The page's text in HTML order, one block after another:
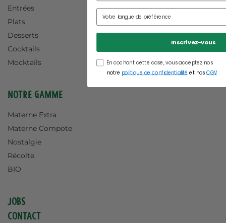
Entrées
Plats
Desserts
Cocktails
Mocktails
Notre gamme
Materne Extra
Materne Compote
Nostalgie
Récolte
BIO
Jobs
Contact
Inscrivez-vous
En cochant cette case, vous acceptez nos
notre politique de confidentialité et nos CGV